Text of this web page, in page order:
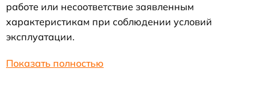
работе или несоответствие заявленным
характеристикам при соблюдении условий
эксплуатации.
Показать полностью